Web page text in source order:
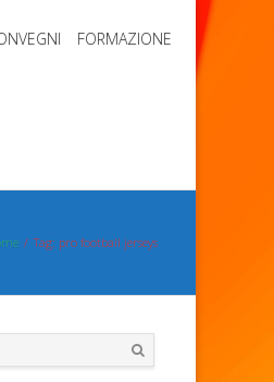
FORMAZIONE
Tag: pro football jerseys